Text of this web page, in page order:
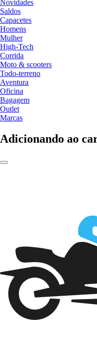
Novidades
Saldos
Capacetes
Homens
Mulher
High-Tech
Corrida
Moto & scooters
Todo-terreno
Aventura
Oficina
Bagagem
Outlet
Marcas
Adicionando ao